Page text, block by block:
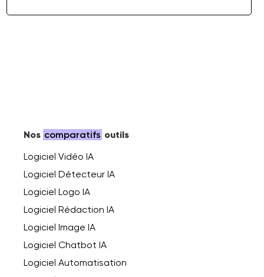
Nos comparatifs outils
Logiciel Vidéo IA
Logiciel Détecteur IA
Logiciel Logo IA
Logiciel Rédaction IA
Logiciel Image IA
Logiciel Chatbot IA
Logiciel Automatisation